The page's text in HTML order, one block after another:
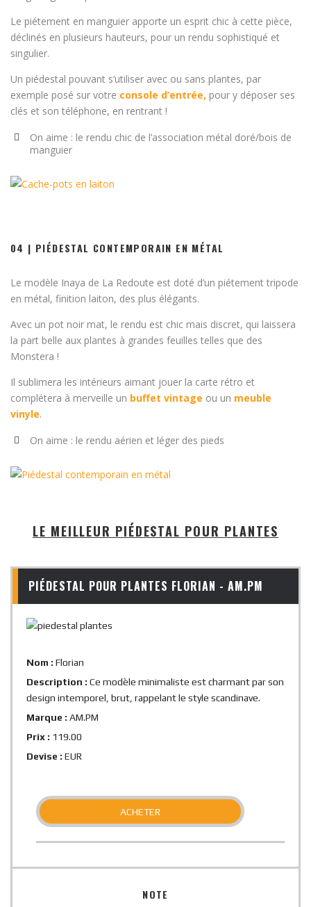
Le piétement en manguier apporte un esprit chic à cette pièce,
déclinés en plusieurs hauteurs, pour un rendu sophistiqué et
singulier.
Un piédestal pouvant s’utiliser avec ou sans plantes, par
exemple posé sur votre console d’entrée, pour y déposer ses
clés et son téléphone, en rentrant !
On aime : le rendu chic de l’association métal doré/bois de
manguier
04 | PIÉDESTAL CONTEMPORAIN EN MÉTAL
Le modèle Inaya de La Redoute est doté d’un piétement tripode
en métal, finition laiton, des plus élégants.
Avec un pot noir mat, le rendu est chic mais discret, qui laissera
la part belle aux plantes à grandes feuilles telles que des
Monstera !
Il sublimera les intérieurs aimant jouer la carte rétro et
complétera à merveille un buffet vintage ou un meuble
vinyle.
On aime : le rendu aérien et léger des pieds
LE MEILLEUR PIÉDESTAL POUR PLANTES
PIÉDESTAL POUR PLANTES FLORIAN - AM.PM
Nom : Florian
Description : Ce modèle minimaliste est charmant par son
design intemporel, brut, rappelant le style scandinave.
Marque : AM.PM
Prix : 119.00
Devise : EUR
ACHETER
NOTE